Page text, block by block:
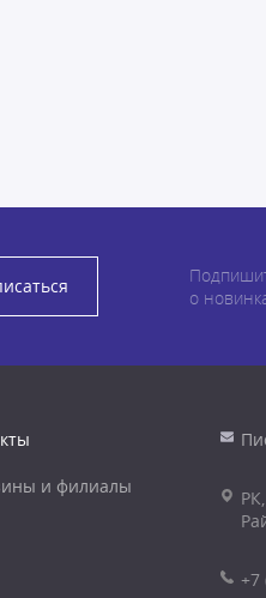
о
и филиалы
+7